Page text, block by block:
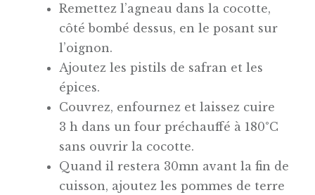
Remettez l’agneau dans la cocotte,
côté bombé dessus, en le posant sur
l’oignon.
Ajoutez les pistils de safran et les
épices.
Couvrez, enfournez et laissez cuire
3 h dans un four préchauffé à 180°C
sans ouvrir la cocotte.
Quand il restera 30mn avant la fin de
cuisson, ajoutez les pommes de terre